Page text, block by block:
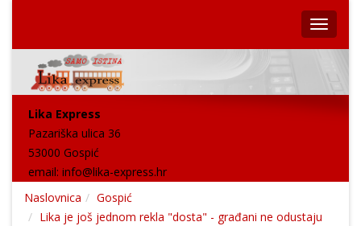
Lika Express
Pazariška ulica 36
53000 Gospić
email: info@lika-express.hr
Naslovnica
Gospić
Lika je još jednom rekla "dosta" - građani ne odustaju